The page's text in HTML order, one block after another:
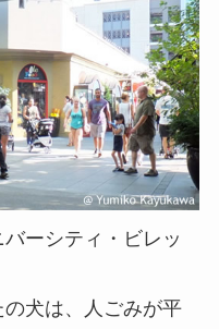
ーシティ・ビレッ
犬は、人ごみが平